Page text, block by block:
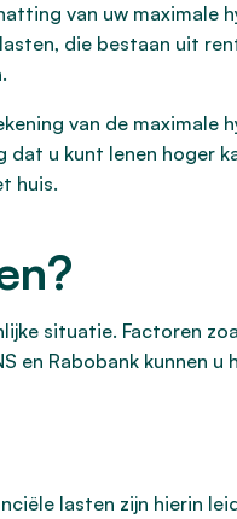
van uw maximale
die bestaan uit
van de
u kunt lenen hoger
huis.
situatie. Factoren
en Rabobank kunnen
lasten zijn hierin